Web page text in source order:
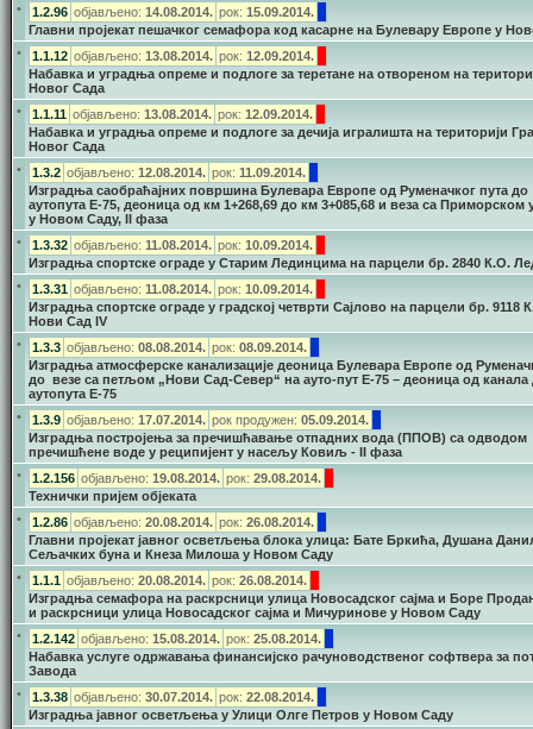
•
1.2.96 објављено: 14.08.2014. рок: 15.09.2014.
Главни пројекат пешачког семафора код касарне на Булевару Европе у
•
1.1.12 објављено: 13.08.2014. рок: 12.09.2014.
Набавка и уградња опреме и подлоге за теретане на отвореном на
Новог Сада
•
1.1.11 објављено: 13.08.2014. рок: 12.09.2014.
Набавка и уградња опреме и подлоге за дечија игралишта на територији
Новог Сада
•
1.3.2 објављено: 12.08.2014. рок: 11.09.2014.
Изградња саобраћајних површина Булевара Европе од Руменачког пута до
аутопута Е-75, деоница од км 1+268,69 до км 3+085,68 и веза са Приморском
у Новом Саду, II фаза
•
1.3.32 објављено: 11.08.2014. рок: 10.09.2014.
Изградња спортске ограде у Старим Лединцима на парцели бр. 2840 К.О.
•
1.3.31 објављено: 11.08.2014. рок: 10.09.2014.
Изградња спортске ограде у градској четврти Сајлово на парцели бр. 9118
Нови Сад IV
•
1.3.3 објављено: 08.08.2014. рок: 08.09.2014.
Изградња атмосферске канализације деоница Булевара Европе од
до везе са петљом „Нови Сад-Север“ на ауто-пут Е-75 – деоница од
аутопута Е-75
•
1.3.9 објављено: 17.07.2014. рок продужен: 05.09.2014.
Изградња постројења за пречишћавање отпадних вода (ППОВ) са одводом
пречишћене воде у реципијент у насељу Ковиљ - II фаза
•
1.2.156 објављено: 19.08.2014. рок: 29.08.2014.
Технички пријем објеката
•
1.2.86 објављено: 20.08.2014. рок: 26.08.2014.
Главни пројекат јавног осветљења блока улица: Бате Бркића, Душана
Сељачких буна и Кнеза Милоша у Новом Саду
•
1.1.1 објављено: 20.08.2014. рок: 26.08.2014.
Изградња семафора на раскрсници улица Новосадског сајма и Боре
и раскрсници улица Новосадског сајма и Мичуринове у Новом Саду
•
1.2.142 објављено: 15.08.2014. рок: 25.08.2014.
Набавка услуге одржавања финансијско рачуноводственог софтвера за
Завода
•
1.3.38 објављено: 30.07.2014. рок: 22.08.2014.
Изградња јавног осветљења у Улици Олге Петров у Новом Саду